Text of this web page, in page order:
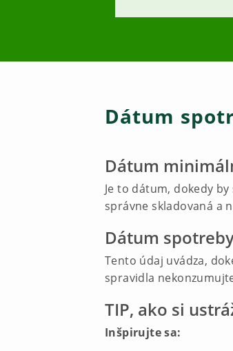
Dátum
Dátum
Je to dátum, dokedy
správne skladovaná a
Dátum
Tento údaj uvádza,
spravidla
TIP, ako si
Inšpirujte sa: